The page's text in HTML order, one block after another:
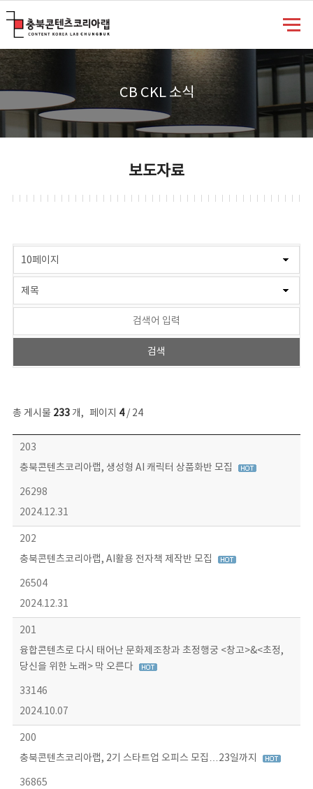
CB CKL 소식
보도자료
총 게시물 233개, 페이지 4/ 24
보도자료 목록 - 번호, 제목, 작성자, 파일, 조회수, 작성일 정보 제공
203
충북콘텐츠코리아랩, 생성형 AI 캐릭터 상품화반 모집
26298
2024.12.31
202
충북콘텐츠코리아랩, AI활용 전자책 제작반 모집
26504
2024.12.31
201
융합콘텐츠로 다시 태어난 문화제조창과 초정행궁 <창고>&<초정,
당신을 위한 노래> 막 오른다
33146
2024.10.07
200
충북콘텐츠코리아랩, 2기 스타트업 오피스 모집…23일까지
36865